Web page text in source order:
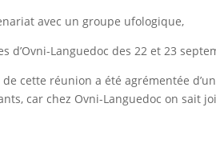
avec un groupe ufologique,
d’Ovni-Languedoc des 22 et 23
cette réunion a été agrémentée
car chez Ovni-Languedoc on sait